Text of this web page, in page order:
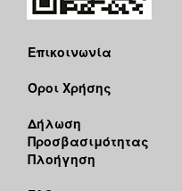
Επικοινωνία
Όροι Χρήσης
Δήλωση
Προσβασιμότητας
Πλοήγηση